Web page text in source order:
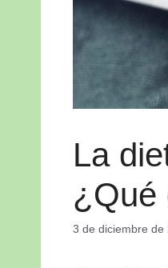
La
¿Qué
3 de diciembre de